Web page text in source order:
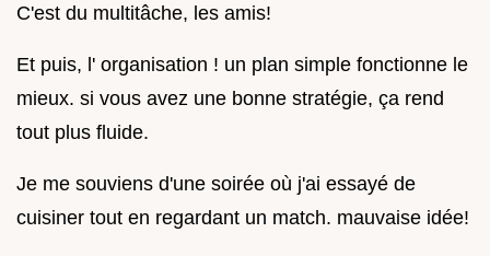
C'est du multitâche, les amis!
Et puis, l' organisation ! un plan simple fonctionne le
mieux. si vous avez une bonne stratégie, ça rend
tout plus fluide.
Je me souviens d'une soirée où j'ai essayé de
cuisiner tout en regardant un match. mauvaise idée!